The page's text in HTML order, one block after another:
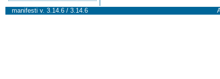
manifesti v. 3.14.6 / 3.14.6